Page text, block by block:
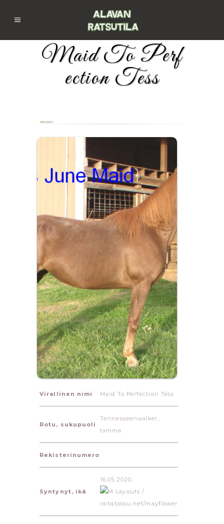
Maid To Perf
ection Tess
Virallinen nimi Maid To Perfection Tess
Rotu, sukupuoli
Tennesseenwalker,
tamma
Rekisterinumero
Syntynyt, ikä
16.05.2020,